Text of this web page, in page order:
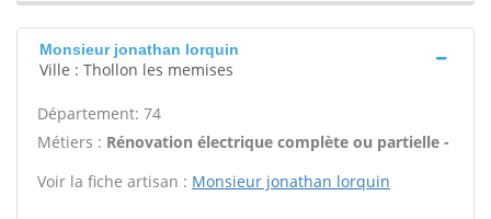
Monsieur jonathan lorquin
Ville : Thollon les memises
Département: 74
Métiers : Rénovation électrique complète ou partielle -
Voir la fiche artisan : Monsieur jonathan lorquin